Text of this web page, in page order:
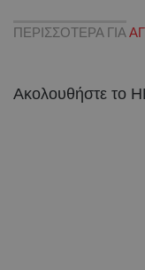
ΠΕΡΙΣΣΟΤΕΡΑ ΓΙΑ
Ακολουθήστε το